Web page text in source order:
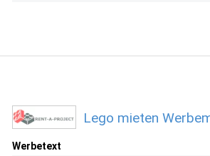
Lego mieten
Werbetext